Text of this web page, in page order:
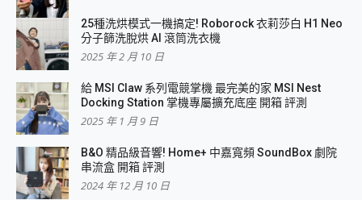
25種洗烘模式一機搞定! Roborock 衣莉莎白 H1 Neo
分子篩洗脫烘 AI 滾筒洗衣機
2025 年 2 月 10 日
給 MSI Claw 系列電競掌機 最完美的家 MSI Nest
Docking Station 掌機專屬擴充底座 開箱 評測
2025 年 1 月 9 日
B&O 精品級音響! Home+ 中嘉寬頻 SoundBox 劇院
串流盒 開箱 評測
2024 年 12 月 10 日